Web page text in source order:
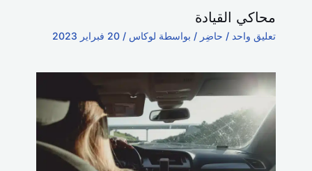
محاكي القيادة
تعليق واحد / حاضِر / بواسطة لوكاس / 20 فبراير 2023